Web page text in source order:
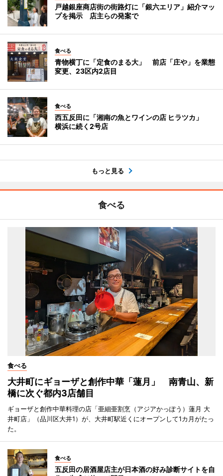
戸越銀座商店街の街路灯に「銀六エリア」紹介マッ
プを掲示 店主らの発案で
食べる
青物横丁に「定食のまる大」 前店「庄や」を業態
変更、23区内2店目
食べる
西五反田に「湘南の魚とワインの店 ヒラツカ」
横浜に続く2号店
もっと見る
食べる
食べる
大井町にギョーザと創作中華「蓮月」 南青山、新
橋に次ぐ都内3店舗目
ギョーザと創作中華料理の店「亜細亜割烹（アジアかっぽう）蓮月 大
井町店」（品川区大井1）が、大井町駅近くにオープンして1カ月がたっ
た。
食べる
五反田の居酒屋店主が日本酒の好み診断サイトを自